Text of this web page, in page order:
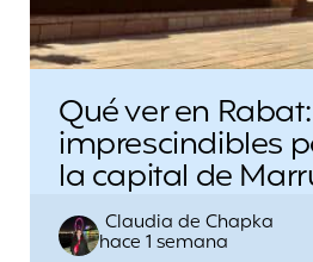
Qué ver en Rabat:
imprescindibles
la capital de
Escrito
por
Claudia de Chapka
hace 1 semana